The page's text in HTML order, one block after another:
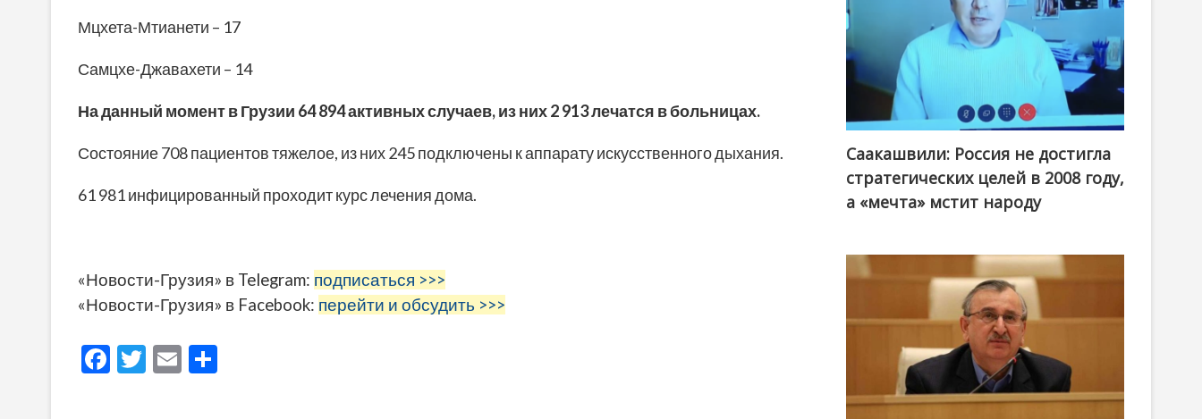
Мцхета-Мтианети – 17
Самцхе-Джавахети – 14
На данный момент в Грузии 64 894 активных случаев, из них 2 913 лечатся в больницах.
Состояние 708 пациентов тяжелое, из них 245 подключены к аппарату искусственного дыхания.
61 981 инфицированный проходит курс лечения дома.
«Новости-Грузия» в Telegram: подписаться >>>
«Новости-Грузия» в Facebook: перейти и обсудить >>>
F
T
E
Саакашвили: Россия не достигла
стратегических целей в 2008 году,
а «мечта» мстит народу